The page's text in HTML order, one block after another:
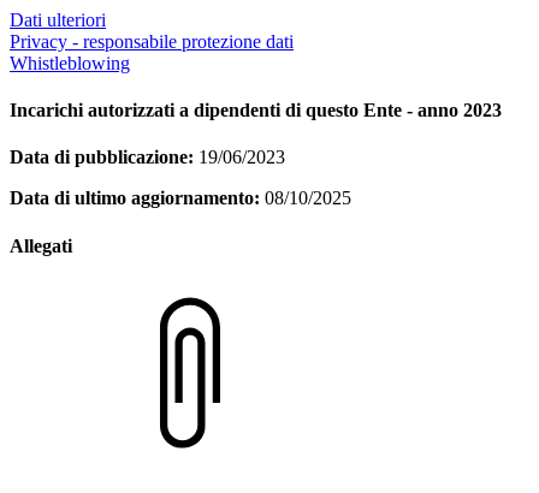
Dati ulteriori
Privacy - responsabile protezione dati
Whistleblowing
Incarichi autorizzati a dipendenti di questo Ente - anno 2023
Data di pubblicazione: 19/06/2023
Data di ultimo aggiornamento: 08/10/2025
Allegati